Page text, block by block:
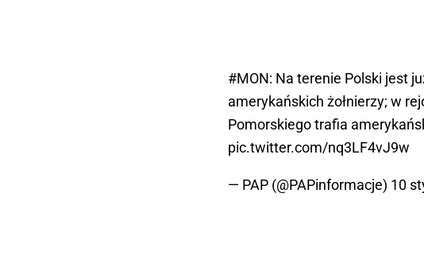
#MON: Na terenie Polski jest
amerykańskich żołnierzy; w
Pomorskiego trafia
pic.twitter.com/nq3LF4vJ9w
— PAP (@PAPinformacje) 10